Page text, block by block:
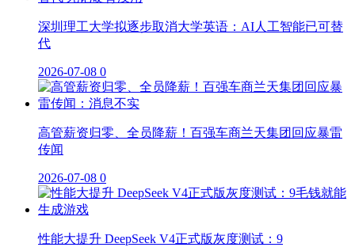
深圳理工大学拟逐步取消大学英语：AI人工智能已可替
代
2026-07-08 0
高管薪资归零、全员降薪！百强车商兰天集团回应暴雷
传闻
2026-07-08 0
性能大提升 DeepSeek V4正式版灰度测试：9